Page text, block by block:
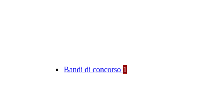
Bandi di concorso 1